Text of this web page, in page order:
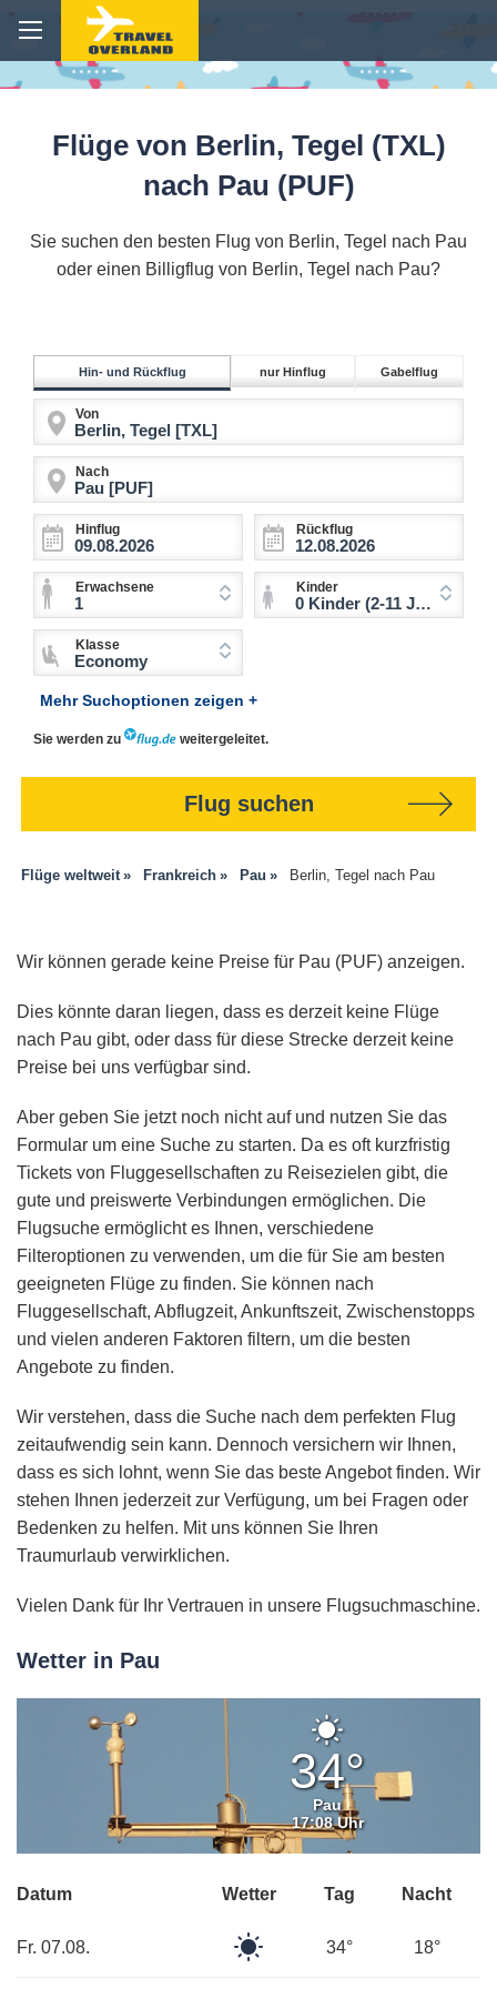
Flüge von Berlin, Tegel (TXL)
nach Pau (PUF)
Sie suchen den besten Flug von Berlin, Tegel nach Pau
oder einen Billigflug von Berlin, Tegel nach Pau?
Hin- und Rückflug nur Hinflug Gabelflug
Von
Nach
Hinflug Rückflug
Erwachsene
1
Kinder
0 Kinder (2-11 Jahre)
Klasse
Economy
Mehr Suchoptionen zeigen +
Sie werden zu weitergeleitet.
Flug suchen
Flüge weltweit Frankreich Pau Berlin, Tegel nach Pau
Wir können gerade keine Preise für Pau (PUF) anzeigen.
Dies könnte daran liegen, dass es derzeit keine Flüge
nach Pau gibt, oder dass für diese Strecke derzeit keine
Preise bei uns verfügbar sind.
Aber geben Sie jetzt noch nicht auf und nutzen Sie das
Formular um eine Suche zu starten. Da es oft kurzfristig
Tickets von Fluggesellschaften zu Reisezielen gibt, die
gute und preiswerte Verbindungen ermöglichen. Die
Flugsuche ermöglicht es Ihnen, verschiedene
Filteroptionen zu verwenden, um die für Sie am besten
geeigneten Flüge zu finden. Sie können nach
Fluggesellschaft, Abflugzeit, Ankunftszeit, Zwischenstopps
und vielen anderen Faktoren filtern, um die besten
Angebote zu finden.
Wir verstehen, dass die Suche nach dem perfekten Flug
zeitaufwendig sein kann. Dennoch versichern wir Ihnen,
dass es sich lohnt, wenn Sie das beste Angebot finden. Wir
stehen Ihnen jederzeit zur Verfügung, um bei Fragen oder
Bedenken zu helfen. Mit uns können Sie Ihren
Traumurlaub verwirklichen.
Vielen Dank für Ihr Vertrauen in unsere Flugsuchmaschine.
Wetter in Pau
Klarer
Himmel
34°
Pau
17:08 Uhr
Datum Wetter Tag Nacht
Fr. 07.08. 34° 18°